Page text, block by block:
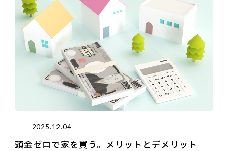
2025.12.04
頭金ゼロで家を買う。メリットとデメリット